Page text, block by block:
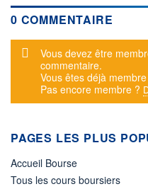
0 COMMENTAIRE
Message d'alerte
Vous devez être
commentaire.
Vous êtes déjà
Pas encore membre ?
PAGES LES PLUS
Accueil Bourse
Tous les cours boursiers